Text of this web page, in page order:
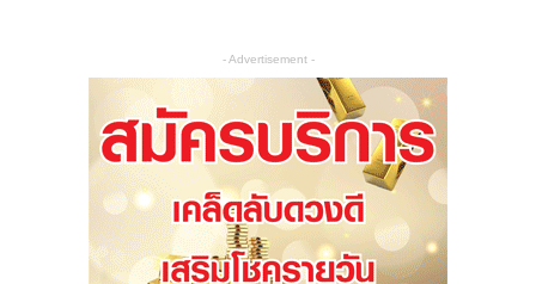
- Advertisement -